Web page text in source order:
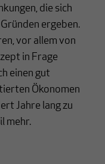
die sich
ergeben.
vor allem von
in Frage
einen gut
Ökonomen
Jahre lang zu
mehr.